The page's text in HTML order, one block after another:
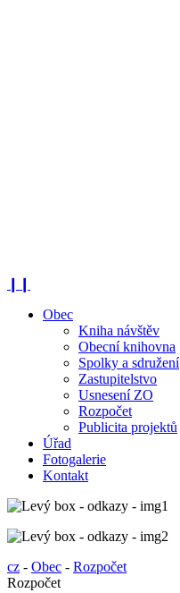
Obec
Kniha návštěv
Obecní knihovna
Spolky a sdružení
Zastupitelstvo
Usnesení ZO
Rozpočet
Publicita projektů
Úřad
Fotogalerie
Kontakt
cz - Obec - Rozpočet
Rozpočet